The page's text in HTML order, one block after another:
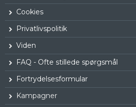
Cookies
Privatlivspolitik
Viden
FAQ - Ofte stillede spørgsmål
Fortrydelsesformular
Kampagner